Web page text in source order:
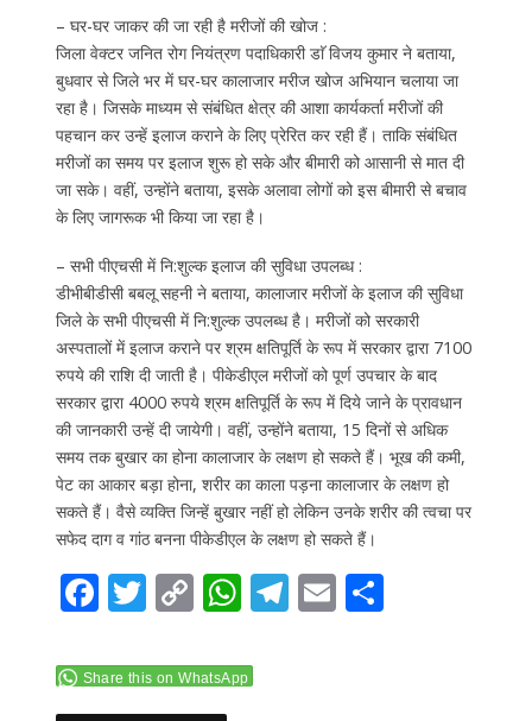
– घर-घर जाकर की जा रही है मरीजों की खोज :
जिला वेक्टर जनित रोग नियंत्रण पदाधिकारी डाॅ विजय कुमार ने बताया,
बुधवार से जिले भर में घर-घर कालाजार मरीज खोज अभियान चलाया जा
रहा है। जिसके माध्यम से संबंधित क्षेत्र की आशा कार्यकर्ता मरीजों की
पहचान कर उन्हें इलाज कराने के लिए प्रेरित कर रही हैं। ताकि संबंधित
मरीजों का समय पर इलाज शुरू हो सके और बीमारी को आसानी से मात दी
जा सके। वहीं, उन्होंने बताया, इसके अलावा लोगों को इस बीमारी से बचाव
के लिए जागरूक भी किया जा रहा है।
– सभी पीएचसी में नि:शुल्क इलाज की सुविधा उपलब्ध :
डीभीबीडीसी बबलू सहनी ने बताया, कालाजार मरीजों के इलाज की सुविधा
जिले के सभी पीएचसी में नि:शुल्क उपलब्ध है। मरीजों को सरकारी
अस्पतालों में इलाज कराने पर श्रम क्षतिपूर्ति के रूप में सरकार द्वारा 7100
रुपये की राशि दी जाती है। पीकेडीएल मरीजों को पूर्ण उपचार के बाद
सरकार द्वारा 4000 रुपये श्रम क्षतिपूर्ति के रूप में दिये जाने के प्रावधान
की जानकारी उन्हें दी जायेगी। वहीं, उन्होंने बताया, 15 दिनों से अधिक
समय तक बुखार का होना कालाजार के लक्षण हो सकते हैं। भूख की कमी,
पेट का आकार बड़ा होना, शरीर का काला पड़ना कालाजार के लक्षण हो
सकते हैं। वैसे व्यक्ति जिन्हें बुखार नहीं हो लेकिन उनके शरीर की त्वचा पर
सफेद दाग व गांठ बनना पीकेडीएल के लक्षण हो सकते हैं।
F
e
b
T
itt
er
C
p
y
W
at
T E S
Share this on WhatsApp